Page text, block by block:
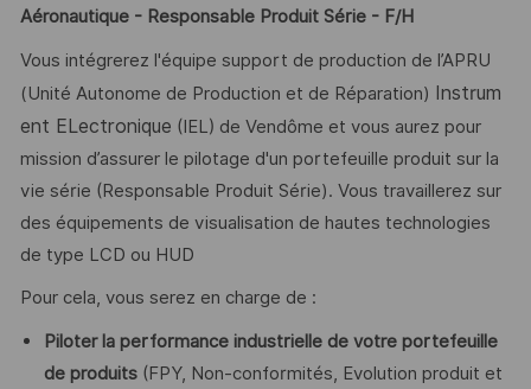
Aéronautique - Responsable Produit Série - F/H
Vous intégrerez l'équipe support de production de l’APRU
(Unité Autonome de Production et de Réparation) Instrum
ent ELectronique (IEL) de Vendôme et vous aurez pour
mission d’assurer le pilotage d'un portefeuille produit sur la
vie série (Responsable Produit Série). Vous travaillerez sur
des équipements de visualisation de hautes technologies
de type LCD ou HUD
Pour cela, vous serez en charge de :
Piloter la performance industrielle de votre portefeuille
de produits(FPY, Non-conformités, Evolution produit et